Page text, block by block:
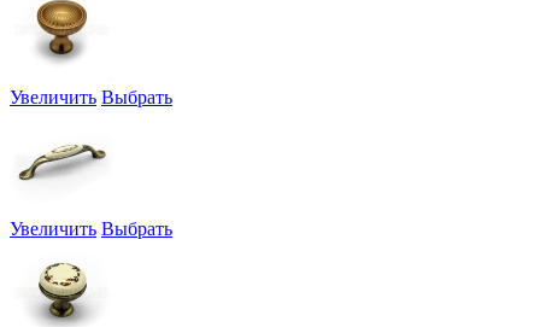
Увеличить Выбрать
Увеличить Выбрать